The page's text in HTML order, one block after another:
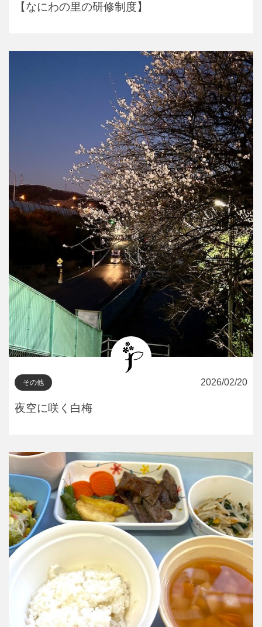
【なにわの里の研修制度】
その他 2026/02/20
夜空に咲く白梅